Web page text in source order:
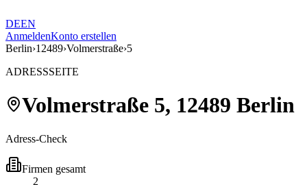
DEEN
AnmeldenKonto erstellen
Berlin›12489›Volmerstraße›5
ADRESSSEITE
Volmerstraße 5, 12489 Berlin
Adress-Check
Firmen gesamt
2